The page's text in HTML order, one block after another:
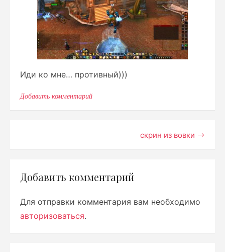
Иди ко мне… противный)))
Добавить комментарий
записям
скрин из вовки
Добавить комментарий
Для отправки комментария вам необходимо
авторизоваться.